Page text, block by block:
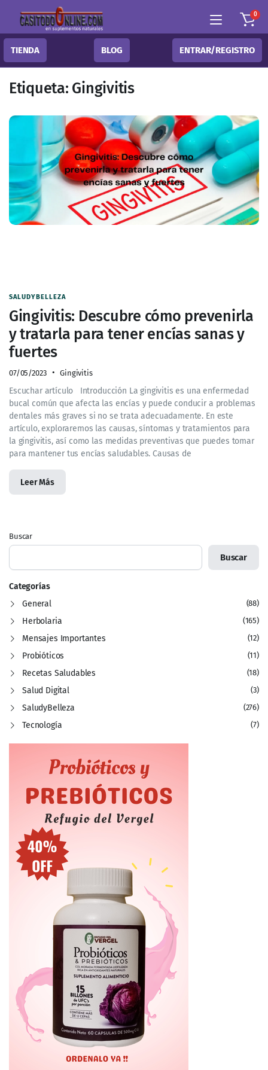
0
TIENDA BLOG ENTRAR/REGISTRO
Etiqueta: Gingivitis
SALUDYBELLEZA
Gingivitis: Descubre cómo prevenirla
y tratarla para tener encías sanas y
fuertes
07/05/2023 Gingivitis
Escuchar artículo Introducción La gingivitis es una enfermedad
bucal común que afecta las encías y puede conducir a problemas
dentales más graves si no se trata adecuadamente. En este
artículo, exploraremos las causas, síntomas y tratamientos para
la gingivitis, así como las medidas preventivas que puedes tomar
para mantener tus encías saludables. Causas de
Leer Más
Buscar
Buscar
Categorías
General
(88)
Herbolaria (165)
Mensajes Importantes (12)
Probióticos (11)
Recetas Saludables (18)
Salud Digital (3)
SaludyBelleza (276)
Tecnología (7)